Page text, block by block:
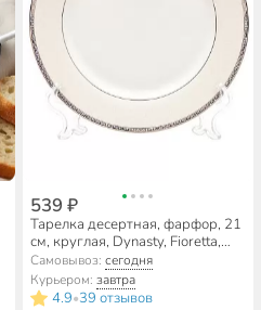
539 ₽
Тарелка десертная, фарфор, 21
см, круглая, Dynasty, Fioretta,
TDP083/TDP083-1
Самовывоз: сегодня
Курьером: завтра
4.9•39 отзывов